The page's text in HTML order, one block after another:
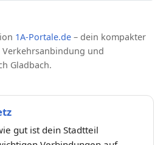
1A-Portale.de – dein kompakter
und
Gladbach.
gut ist dein Stadtteil